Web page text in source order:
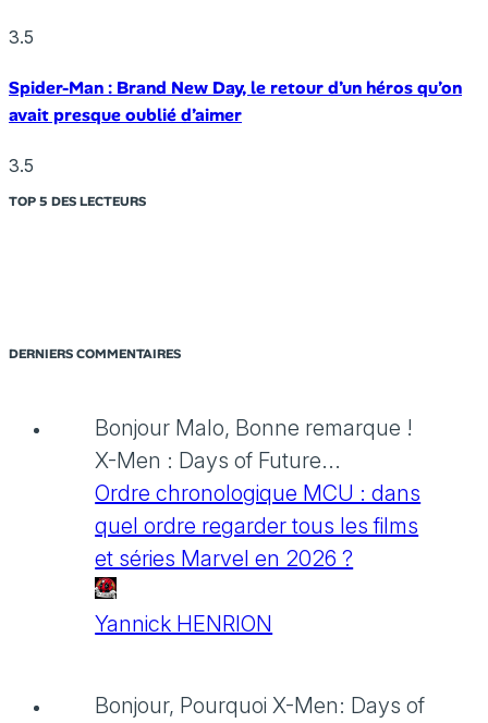
3.5
Spider-Man : Brand New Day, le retour d’un héros qu’on
avait presque oublié d’aimer
3.5
TOP 5 DES LECTEURS
DERNIERS COMMENTAIRES
Bonjour Malo, Bonne remarque !
X-Men : Days of Future...
Ordre chronologique MCU : dans
quel ordre regarder tous les films
et séries Marvel en 2026 ?
Yannick HENRION
Bonjour, Pourquoi X-Men: Days of